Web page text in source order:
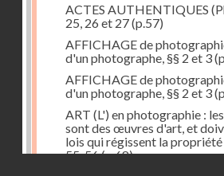
ACTES AUTHENTIQUES
25, 26 et 27(p.57)
AFFICHAGE de
d'un photographe, §§ 2 et 3
AFFICHAGE de
d'un photographe, §§ 2 et 3
ART (L') en photographie :
sont des œuvres d'art, et
lois qui régissent la
55, 56(p.68)